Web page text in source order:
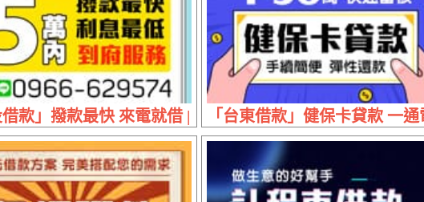
借款」撥款最快 來電就借 | 5萬內 利息最低到府服務
「台東借款」健保卡貸款 一